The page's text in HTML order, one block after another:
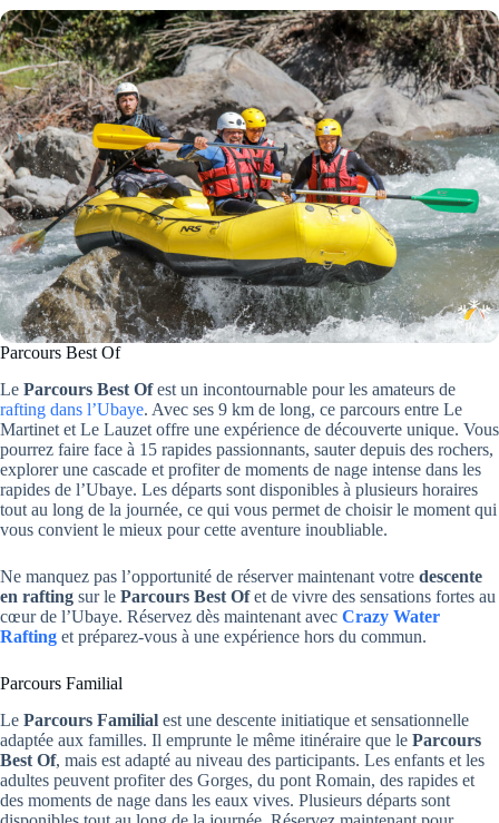
Parcours Best Of
Le Parcours Best Ofest un incontournable pour les amateurs de
rafting dans l’Ubaye. Avec ses 9 km de long, ce parcours entre Le
Martinet et Le Lauzet offre une expérience de découverte unique. Vous
pourrez faire face à 15 rapides passionnants, sauter depuis des rochers,
explorer une cascade et profiter de moments de nage intense dans les
rapides de l’Ubaye. Les départs sont disponibles à plusieurs horaires
tout au long de la journée, ce qui vous permet de choisir le moment qui
vous convient le mieux pour cette aventure inoubliable.
Ne manquez pas l’opportunité de réserver maintenant votre descente
en rafting sur le Parcours Best Ofet de vivre des sensations fortes au
cœur de l’Ubaye. Réservez dès maintenant avec Crazy Water
Rafting et préparez-vous à une expérience hors du commun.
Parcours Familial
Le Parcours Familial est une descente initiatique et sensationnelle
adaptée aux familles. Il emprunte le même itinéraire que le Parcours
Best Of, mais est adapté au niveau des participants. Les enfants et les
adultes peuvent profiter des Gorges, du pont Romain, des rapides et
des moments de nage dans les eaux vives. Plusieurs départs sont